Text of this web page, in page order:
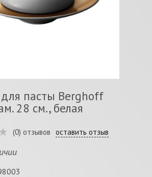
для пасты Berghoff
28 см., белая
(0) отзывов оставить отзыв